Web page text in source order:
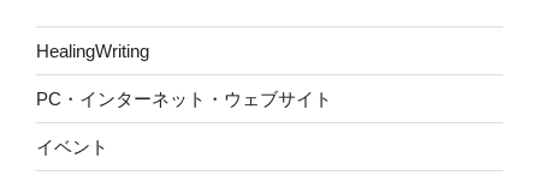
HealingWriting
PC・インターネット・ウェブサイト
イベント